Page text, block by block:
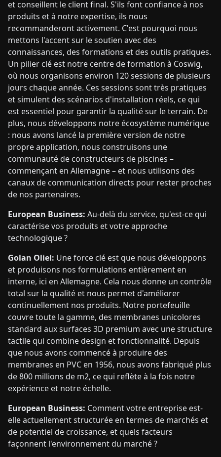
et conseillent le client final. S'ils font confiance à nos
produits et à notre expertise, ils nous
recommanderont activement. C'est pourquoi nous
mettons l'accent sur le soutien avec des
connaissances, des formations et des outils pratiques.
Un pilier clé est notre centre de formation à Coswig,
où nous organisons environ 120 sessions de plusieurs
jours chaque année. Ces sessions sont très pratiques
et simulent des scénarios d'installation réels, ce qui
est essentiel pour garantir la qualité sur le terrain. De
plus, nous développons notre écosystème numérique
: nous avons lancé la première version de notre
propre application, nous construisons une
communauté de constructeurs de piscines –
commençant en Allemagne – et nous utilisons des
canaux de communication directs pour rester proches
de nos partenaires.
European Business: Au-delà du service, qu'est-ce qui
caractérise vos produits et votre approche
technologique ?
Golan Oliel: Une force clé est que nous développons
et produisons nos formulations entièrement en
interne, ici en Allemagne. Cela nous donne un contrôle
total sur la qualité et nous permet d'améliorer
continuellement nos produits. Notre portefeuille
couvre toute la gamme, des membranes unicolores
standard aux surfaces 3D premium avec une structure
tactile qui combine design et fonctionnalité. Depuis
que nous avons commencé à produire des
membranes en PVC en 1956, nous avons fabriqué plus
de 800 millions de m2, ce qui reflète à la fois notre
expérience et notre échelle.
European Business: Comment votre entreprise est-
elle actuellement structurée en termes de marchés et
de potentiel de croissance, et quels facteurs
façonnent l'environnement du marché ?